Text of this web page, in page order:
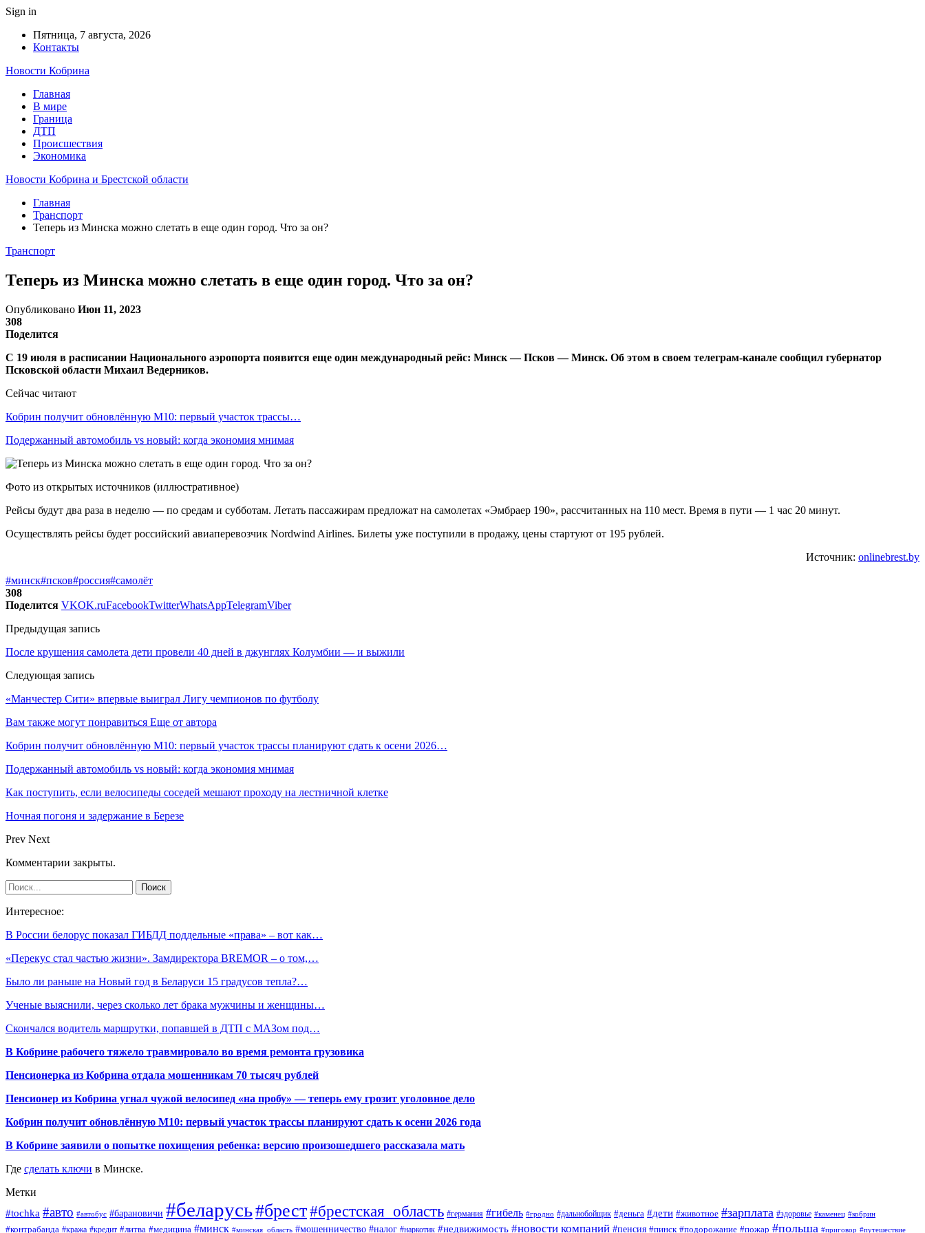
Sign in
Пятница, 7 августа, 2026
Контакты
Новости Кобрина
Главная
В мире
Граница
ДТП
Происшествия
Экономика
Новости Кобрина и Брестской области
Главная
Транспорт
Теперь из Минска можно слетать в еще один город. Что за он?
Транспорт
Теперь из Минска можно слетать в еще один город. Что за он?
Опубликовано Июн 11, 2023
308
Поделится
С 19 июля в расписании Национального аэропорта появится еще один международный рейс: Минск — Псков — Минск. Об этом в своем телеграм-канале сообщил губернатор
Псковской области Михаил Ведерников.
Сейчас читают
Кобрин получит обновлённую М10: первый участок трассы…
Подержанный автомобиль vs новый: когда экономия мнимая
Фото из открытых источников (иллюстративное)
Рейсы будут два раза в неделю — по средам и субботам. Летать пассажирам предложат на самолетах «Эмбраер 190», рассчитанных на 110 мест. Время в пути — 1 час 20 минут.
Осуществлять рейсы будет российский авиаперевозчик Nordwind Airlines. Билеты уже поступили в продажу, цены стартуют от 195 рублей.
Источник: onlinebrest.by
#минск#псков#россия#самолёт
308
Поделится VKOK.ruFacebookTwitterWhatsAppTelegramViber
Предыдущая запись
После крушения самолета дети провели 40 дней в джунглях Колумбии — и выжили
Следующая запись
«Манчестер Сити» впервые выиграл Лигу чемпионов по футболу
Вам также могут понравиться Еще от автора
Кобрин получит обновлённую М10: первый участок трассы планируют сдать к осени 2026…
Подержанный автомобиль vs новый: когда экономия мнимая
Как поступить, если велосипеды соседей мешают проходу на лестничной клетке
Ночная погоня и задержание в Березе
Prev Next
Комментарии закрыты.
Интересное:
В России белорус показал ГИБДД поддельные «права» – вот как…
«Перекус стал частью жизни». Замдиректора BREMOR – о том,…
Было ли раньше на Новый год в Беларуси 15 градусов тепла?…
Ученые выяснили, через сколько лет брака мужчины и женщины…
Cкончался водитель маршрутки, попавшей в ДТП с МАЗом под…
В Кобрине рабочего тяжело травмировало во время ремонта грузовика
Пенсионерка из Кобрина отдала мошенникам 70 тысяч рублей
Пенсионер из Кобрина угнал чужой велосипед «на пробу» — теперь ему грозит уголовное дело
Кобрин получит обновлённую М10: первый участок трассы планируют сдать к осени 2026 года
В Кобрине заявили о попытке похищения ребенка: версию произошедшего рассказала мать
Где сделать ключи в Минске.
Метки
#tochka #авто #автобус #барановичи #беларусь#брест#брестская_область #германия #гибель #гродно #дальнобойщик #деньга #дети #животное #зарплата #здоровье #каменец #кобрин
#контрабанда #кража #кредит #литва #медицина #минск #минская_область #мошенничество #налог #наркотик #недвижимость #новости компаний #пенсия #пинск #подорожание #пожар #польша #приговор #путешествие